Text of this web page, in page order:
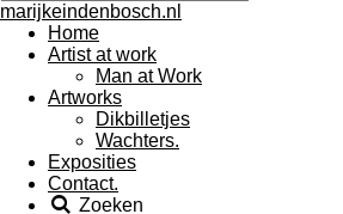
marijkeindenbosch.nl
Home
Artist at work
Man at Work
Artworks
Dikbilletjes
Wachters.
Exposities
Contact.
Zoeken